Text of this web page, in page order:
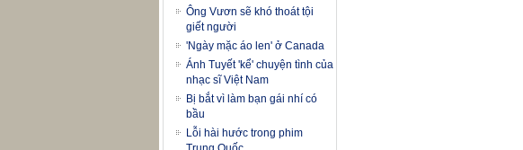
Ông Vươn sẽ khó thoát tội
giết người
'Ngày mặc áo len' ở Canada
Ánh Tuyết 'kể' chuyện tình của
nhạc sĩ Việt Nam
Bị bắt vì làm bạn gái nhí có
bầu
Lỗi hài hước trong phim